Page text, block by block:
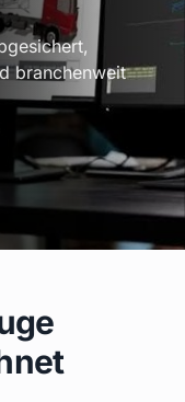
branchenweit